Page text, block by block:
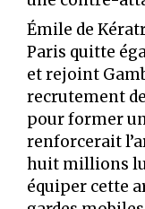
Émile de
Paris quitte
et rejoint
recrutement
pour former
renforcerait
huit millions
équiper cette